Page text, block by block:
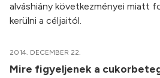
alváshiány következményei miatt
kerülni a céljaitól.
2014. DECEMBER 22.
Mire figyeljenek a